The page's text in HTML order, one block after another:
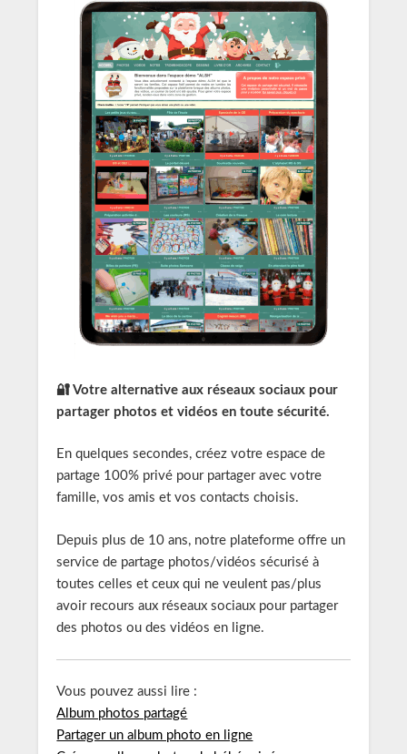
🔐 Votre alternative aux réseaux sociaux pour
partager photos et vidéos en toute sécurité.
En quelques secondes, créez votre espace de
partage 100% privé pour partager avec votre
famille, vos amis et vos contacts choisis.
Depuis plus de 10 ans, notre plateforme offre un
service de partage photos/vidéos sécurisé à
toutes celles et ceux qui ne veulent pas/plus
avoir recours aux réseaux sociaux pour partager
des photos ou des vidéos en ligne.
Vous pouvez aussi lire :
Album photos partagé
Partager un album photo en ligne